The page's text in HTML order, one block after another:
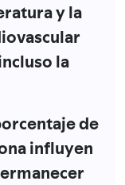
y la
la
de
influyen